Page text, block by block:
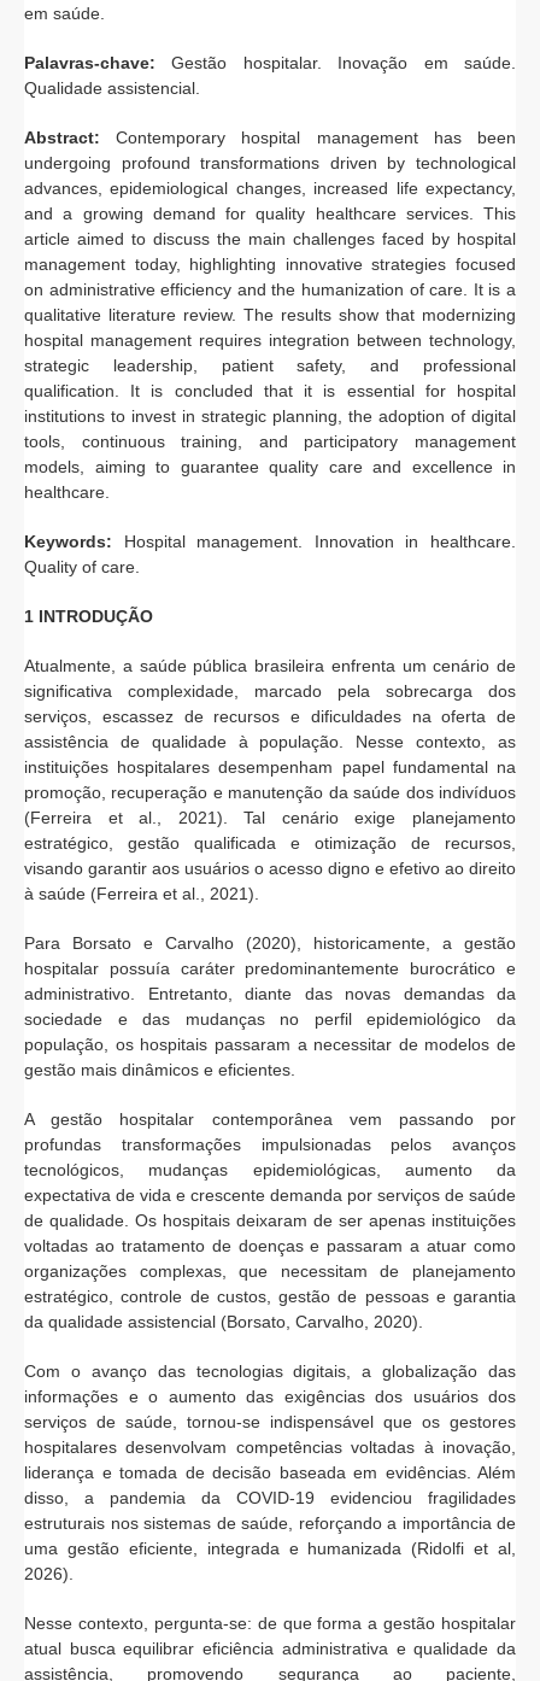
em saúde.
Palavras-chave: Gestão hospitalar. Inovação em saúde.
Qualidade assistencial.
Abstract: Contemporary hospital management has been
undergoing profound transformations driven by technological
advances, epidemiological changes, increased life expectancy,
and a growing demand for quality healthcare services. This
article aimed to discuss the main challenges faced by hospital
management today, highlighting innovative strategies focused
on administrative efficiency and the humanization of care. It is a
qualitative literature review. The results show that modernizing
hospital management requires integration between technology,
strategic leadership, patient safety, and professional
qualification. It is concluded that it is essential for hospital
institutions to invest in strategic planning, the adoption of digital
tools, continuous training, and participatory management
models, aiming to guarantee quality care and excellence in
healthcare.
Keywords: Hospital management. Innovation in healthcare.
Quality of care.
1 INTRODUÇÃO
Atualmente, a saúde pública brasileira enfrenta um cenário de
significativa complexidade, marcado pela sobrecarga dos
serviços, escassez de recursos e dificuldades na oferta de
assistência de qualidade à população. Nesse contexto, as
instituições hospitalares desempenham papel fundamental na
promoção, recuperação e manutenção da saúde dos indivíduos
(Ferreira et al., 2021). Tal cenário exige planejamento
estratégico, gestão qualificada e otimização de recursos,
visando garantir aos usuários o acesso digno e efetivo ao direito
à saúde (Ferreira et al., 2021).
Para Borsato e Carvalho (2020), historicamente, a gestão
hospitalar possuía caráter predominantemente burocrático e
administrativo. Entretanto, diante das novas demandas da
sociedade e das mudanças no perfil epidemiológico da
população, os hospitais passaram a necessitar de modelos de
gestão mais dinâmicos e eficientes.
A gestão hospitalar contemporânea vem passando por
profundas transformações impulsionadas pelos avanços
tecnológicos, mudanças epidemiológicas, aumento da
expectativa de vida e crescente demanda por serviços de saúde
de qualidade. Os hospitais deixaram de ser apenas instituições
voltadas ao tratamento de doenças e passaram a atuar como
organizações complexas, que necessitam de planejamento
estratégico, controle de custos, gestão de pessoas e garantia
da qualidade assistencial (Borsato, Carvalho, 2020).
Com o avanço das tecnologias digitais, a globalização das
informações e o aumento das exigências dos usuários dos
serviços de saúde, tornou-se indispensável que os gestores
hospitalares desenvolvam competências voltadas à inovação,
liderança e tomada de decisão baseada em evidências. Além
disso, a pandemia da COVID-19 evidenciou fragilidades
estruturais nos sistemas de saúde, reforçando a importância de
uma gestão eficiente, integrada e humanizada (Ridolfi et al,
2026).
Nesse contexto, pergunta-se: de que forma a gestão hospitalar
atual busca equilibrar eficiência administrativa e qualidade da
assistência, promovendo segurança ao paciente,